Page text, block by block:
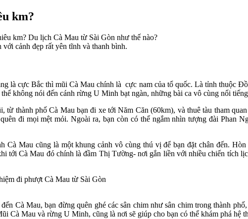
km?
cảnh đẹp rất yên tĩnh và thanh bình.
là cực Bắc thì mũi Cà Mau chính là cực nam của tổ quốc. Là tỉnh thuộc
không nói đến cánh rừng U Minh bạt ngàn, những bài ca vô cùng nổi
từ thành phố Cà Mau bạn đi xe tới Năm Căn (60km), và thuê tàu tham
đi mọi mệt mỏi. Ngoài ra, bạn còn có thể ngắm nhìn tượng đài Phan
Cà Mau cũng là một khung cảnh vô cùng thú vị để bạn đặt chân đến.
tới Cà Mau đó chính là đầm Thị Tường- nơi gắn liền với nhiều chiến tích
Cà Mau, bạn đừng quên ghé các sân chim như sân chim trong thành
Cà Mau và rừng U Minh, cũng là nơi sẽ giúp cho bạn có thể khám phá hệ